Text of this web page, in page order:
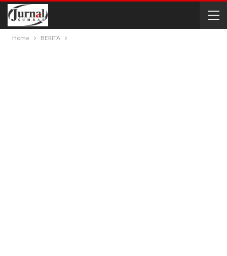
Home BERITA